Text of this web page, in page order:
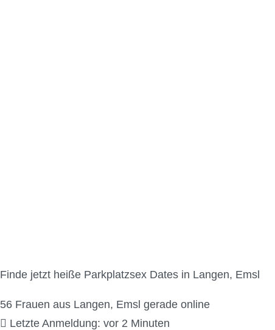
Finde jetzt heiße Parkplatzsex Dates in Langen, Emsl
56 Frauen aus Langen, Emsl gerade online
Letzte Anmeldung: vor 2 Minuten